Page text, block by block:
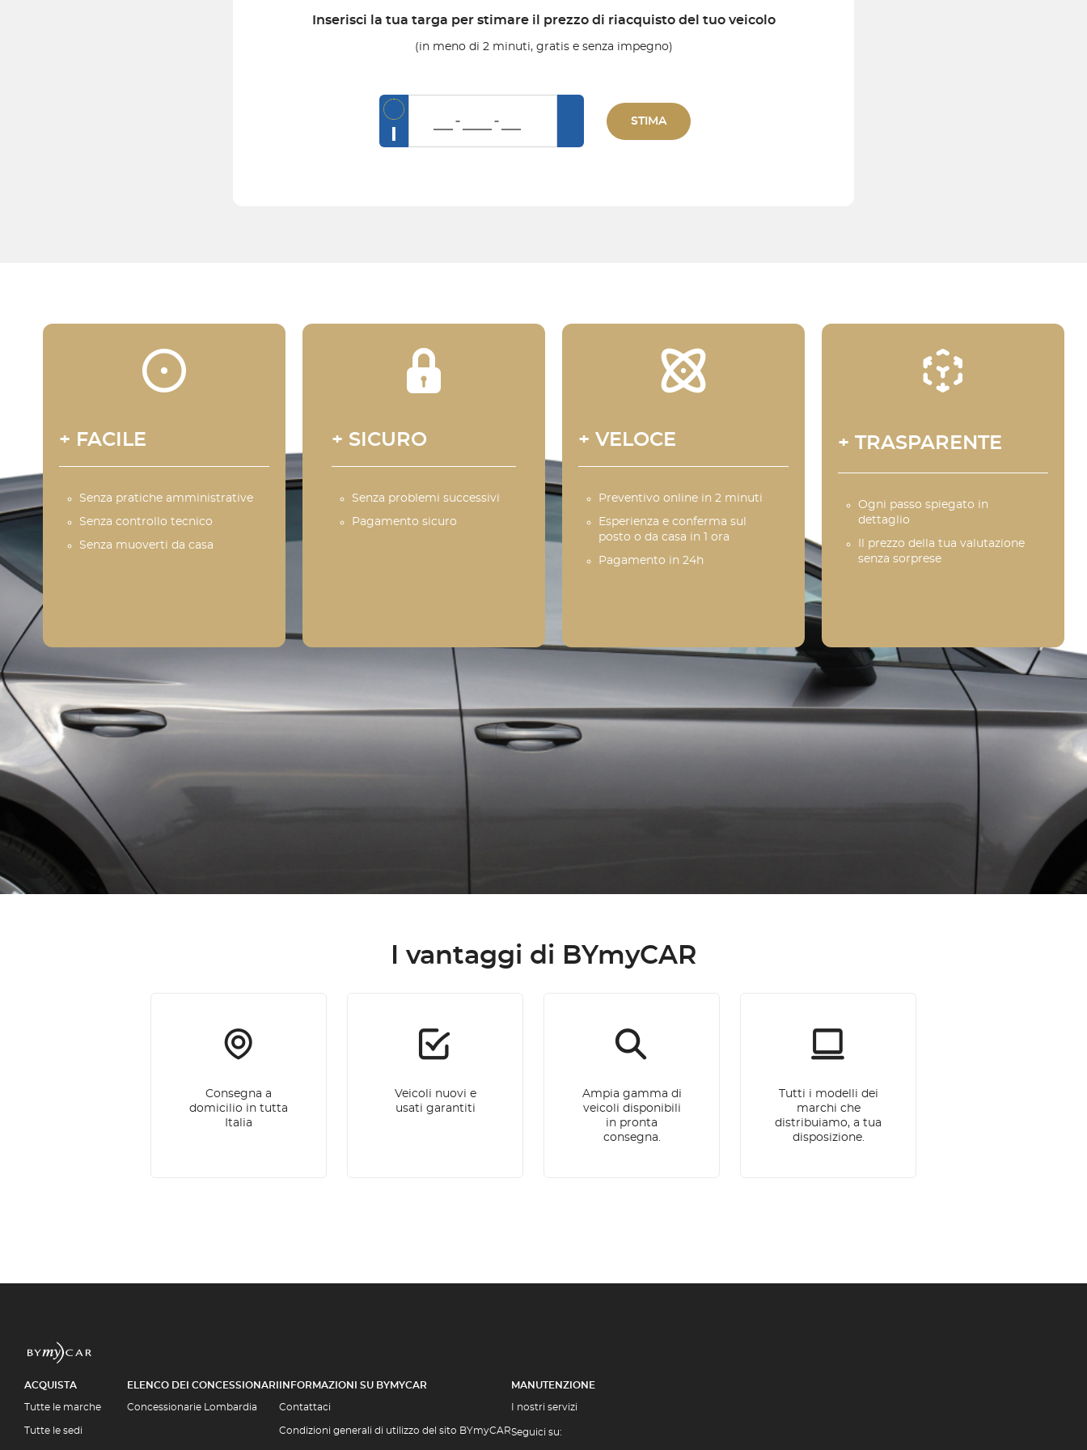
Inserisci la tua targa per stimare il prezzo di riacquisto del tuo veicolo
(in meno di 2 minuti, gratis e senza impegno)
STIMA
+ FACILE
Senza pratiche amministrative
Senza controllo tecnico
Senza muoverti da casa
+ SICURO
Senza problemi successivi
Pagamento sicuro
+ VELOCE
Preventivo online in 2 minuti
Esperienza e conferma sul
posto o da casa in 1 ora
Pagamento in 24h
+ TRASPARENTE
Ogni passo spiegato in
dettaglio
Il prezzo della tua valutazione
senza sorprese
I vantaggi di BYmyCAR
Consegna a
domicilio in tutta
Italia
Veicoli nuovi e
usati garantiti
Ampia gamma di
veicoli disponibili
in pronta
consegna.
Tutti i modelli dei
marchi che
distribuiamo, a tua
disposizione.
ACQUISTA
Tutte le marche
Tutte le sedi
ELENCO DEI CONCESSIONARI
Concessionarie Lombardia
INFORMAZIONI SU BYMYCAR
Contattaci
Condizioni generali di utilizzo del sito BYmyCAR
MANUTENZIONE
I nostri servizi
Seguici su: